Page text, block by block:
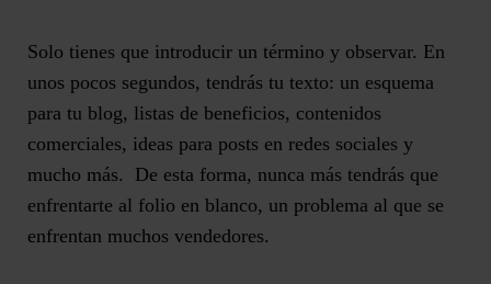
Solo tienes que introducir un término y observar. En
unos pocos segundos, tendrás tu texto: un esquema
para tu blog, listas de beneficios, contenidos
comerciales, ideas para posts en redes sociales y
mucho más. De esta forma, nunca más tendrás que
enfrentarte al folio en blanco, un problema al que se
enfrentan muchos vendedores.